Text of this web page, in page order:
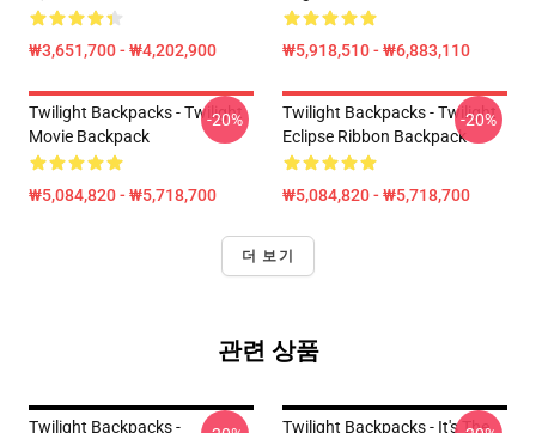
₩3,651,700 - ₩4,202,900 ₩5,918,510 - ₩6,883,110
Twilight Backpacks - Twilight
Movie Backpack
₩5,084,820 - ₩5,718,700
-20%
Twilight Backpacks - Twilight
Eclipse Ribbon Backpack
₩5,084,820 - ₩5,718,700
-20%
더 보기
관련 상품
Twilight Backpacks -
Twilight Backpacks - It's The